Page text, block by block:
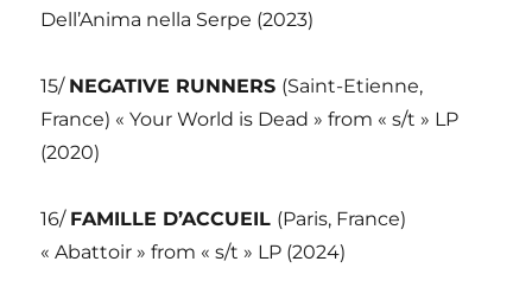
Dell’Anima nella Serpe (2023)
15/ NEGATIVE RUNNERS (Saint-Etienne,
France) « Your World is Dead » from « s/t » LP
(2020)
16/ FAMILLE D’ACCUEIL (Paris, France)
« Abattoir » from « s/t » LP (2024)